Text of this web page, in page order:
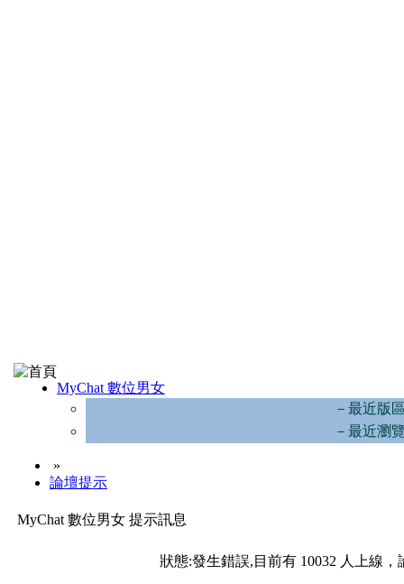
MyChat 數位男女
－最近版
－最近瀏
»
論壇提示
MyChat 數位男女 提示訊息
狀態:發生錯誤,目前有 10032 人上線